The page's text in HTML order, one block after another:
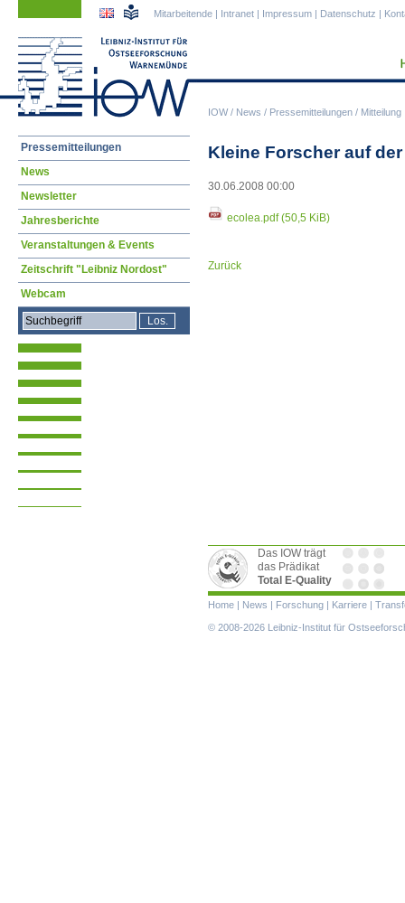
IOW/ News / Pressemitteilungen / Mitteilung
Mitarbeitende | Intranet | Impressum | Datenschutz |
Kleine Forscher auf
30.06.2008 00:00
ecolea.pdf(50,5 KiB)
Zurück
Navigation
Pressemitteilungen
News
Newsletter
Jahresberichte
Veranstaltungen & Events
Zeitschrift "Leibniz Nordost"
Webcam
Das IOW trägt
das Prädikat
Total E-Quality
Navigation
überspringen
Home | News | Forschung | Karriere |
© 2008-2026 Leibniz-Institut für